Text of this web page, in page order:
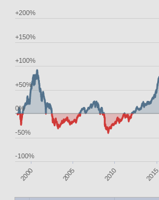
2000 2005 2010 2015
-100%
-50%
0%
+50%
+100%
+150%
+200%